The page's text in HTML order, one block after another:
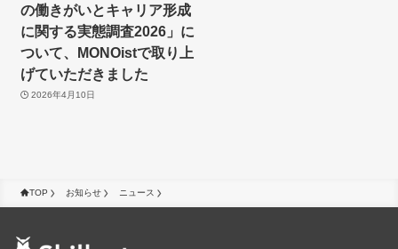
の働きがいとキャリア形成
に関する実態調査2026」に
ついて、MONOistで取り上
げていただきました
2026年4月10日
TOP お知らせ ニュース